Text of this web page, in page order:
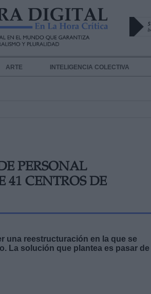
ARTE INTELIGENCIA COLECTIVA
PERSONAL
41 CENTROS DE
una reestructuración en la que se
La solución que plantea es pasar de